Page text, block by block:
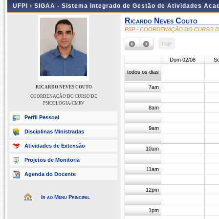
UFPI › SIGAA - Sistema Integrado de Gestão de Atividades
RICARDO NEVES COUTO
COORDENAÇÃO DO CURSO DE
PSICOLOGIA/CMRV
Perfil Pessoal
Disciplinas Ministradas
Atividades de Extensão
Projetos de Monitoria
Agenda do Docente
Ir ao Menu Principal
Ricardo Neves Couto
PSP - COORDENAÇÃO DO CURSO
hoje
Dom 02/08
todos os dias
7am
8am
9am
10am
11am
12pm
1pm